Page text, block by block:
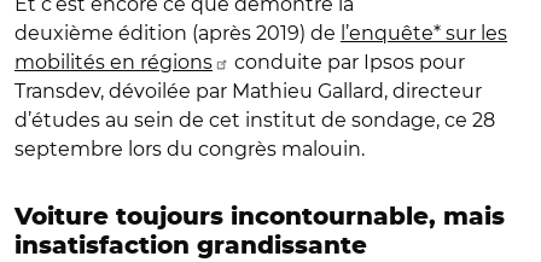
deuxième édition (après 2019) de l’enquête* sur les
mobilités en régions
conduite par Ipsos pour
Transdev, dévoilée par Mathieu Gallard, directeur
d’études au sein de cet institut de sondage, ce 28
septembre lors du congrès malouin.
Voiture toujours incontournable, mais
insatisfaction grandissante